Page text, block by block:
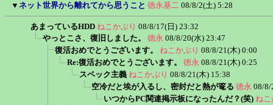
▼ ネット世界から離れてから思うこと 徳永基二 08/8/2(土) 5:28
あまっているHDD ねこかぶり 08/8/17(日) 23:32
やっとこさ、復旧しました。
徳永 08/8/20(水) 23:47
復活おめでとうございます。
ねこかぶり 08/8/21(木) 0:00
Re:復活おめでとうございます。
徳永 08/8/21(木) 0:25
スペック主義 ねこかぶり 08/8/21(木) 15:38
空冷だと埃が入るし、密封だと熱が篭る 徳永 08/8/
いつからPC関連掲示板になったんだ？(笑) ねこ